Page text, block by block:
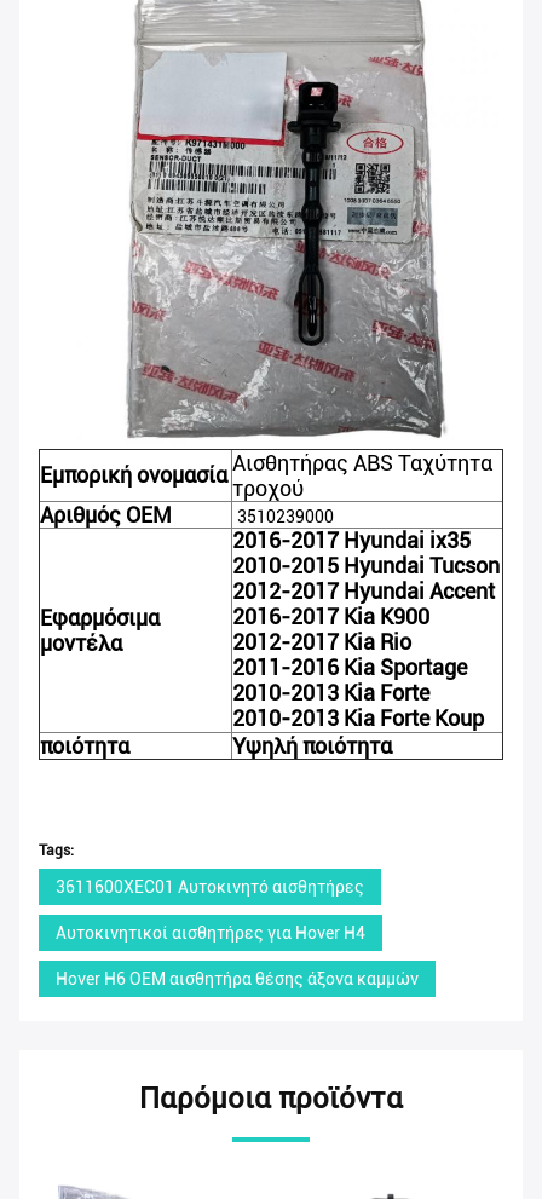
Εμπορική ονομασίαΑισθητήρας ABS Ταχύτητα
τροχού
Αριθμός OEM
3510239000
Εφαρμόσιμα
μοντέλα
2016-2017 Hyundai ix35
2010-2015 Hyundai Tucson
2012-2017 Hyundai Accent
2016-2017 Kia K900
2012-2017 Kia Rio
2011-2016 Kia Sportage
2010-2013 Kia Forte
2010-2013 Kia Forte Koup
ποιότητα
Υψηλή ποιότητα
Tags:
3611600XEC01 Αυτοκινητό αισθητήρες
Αυτοκινητικοί αισθητήρες για Hover H4
Hover H6 OEM αισθητήρα θέσης άξονα καμμών
Παρόμοια προϊόντα